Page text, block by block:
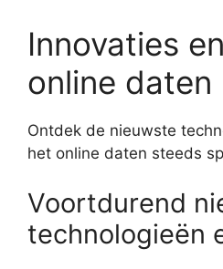
Innovaties
online daten
Ontdek de nieuwste
het online daten steeds
Voortdurend
technologieën